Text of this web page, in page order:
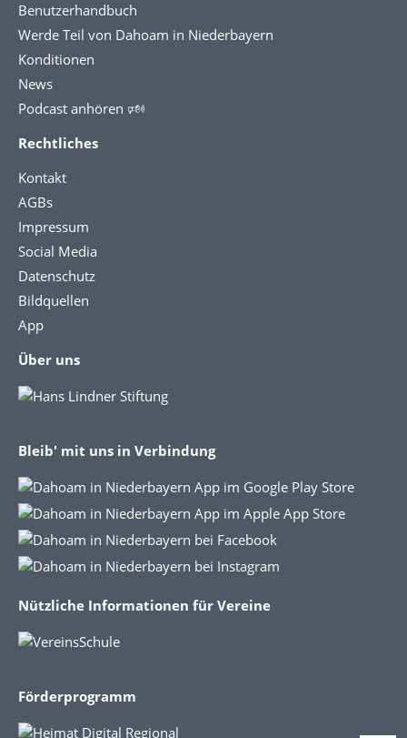
Benutzerhandbuch
Werde Teil von Dahoam in Niederbayern
Konditionen
News
Podcast anhören 🕬
Rechtliches
Kontakt
AGBs
Impressum
Social Media
Datenschutz
Bildquellen
App
Über uns
Bleib' mit uns in Verbindung
Nützliche Informationen für Vereine
Förderprogramm